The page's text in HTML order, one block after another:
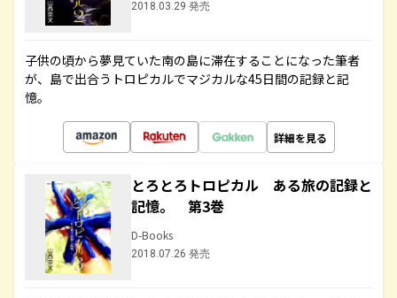
2018.03.29 発売
子供の頃から夢見ていた南の島に滞在することになった筆者
が、島で出合うトロピカルでマジカルな45日間の記録と記
憶。
詳細を見る
とろとろトロピカル ある旅の記録と
記憶。 第3巻
D-Books
2018.07.26 発売